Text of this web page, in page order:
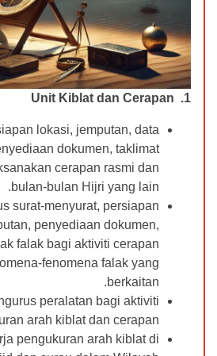
1. Unit Kiblat dan Cerapan
lokasi, jemputan, data
dokumen, taklimat
cerapan rasmi dan
bulan-bulan Hijri yang lain.
surat-menyurat, persiapan
penyediaan dokumen,
falak bagi aktiviti cerapan
fenomena falak yang
berkaitan.
peralatan bagi aktiviti
arah kiblat dan cerapan.
pengukuran arah kiblat di